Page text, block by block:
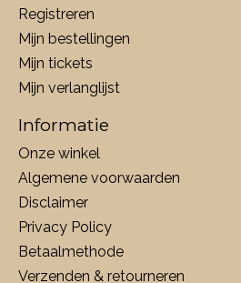
Registreren
Mijn bestellingen
Mijn tickets
Mijn verlanglijst
Informatie
Onze winkel
Algemene voorwaarden
Disclaimer
Privacy Policy
Betaalmethode
Verzenden & retourneren